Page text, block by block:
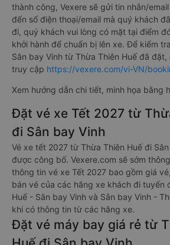
thành công, Vexere sẽ gửi tin nhắn/
đến số điện thoại/email mà quý khách
đi, quý khách vui lòng có mặt tại điểm
khởi hành để chuẩn bị lên xe. Để kiểm
Sân bay Vinh từ Thừa Thiên Huế đã
truy cập https://vexere.com/vi-VN/
Xem hướng dẫn chi tiết, minh họa bằng
Đặt vé xe Tết 2027 từ
đi Sân bay Vinh
Vé xe tết 2027 từ Thừa Thiên Huế đi
được công bố. Vexere.com sẽ sớm
thông tin vé xe Tết 2027 bao gồm giá
bán vé của các hãng xe khách đi tuyến
Huế - Sân bay Vinh và Sân bay Vinh -
khi có thông tin từ các hãng xe.
Đặt vé máy bay giá rẻ từ